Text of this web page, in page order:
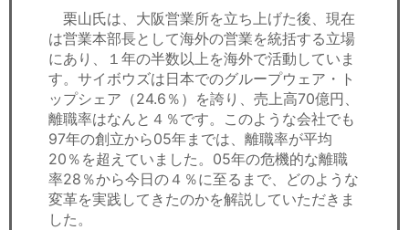
栗山氏は、大阪営業所を立ち上げた後、現在
は営業本部長として海外の営業を統括する立場
にあり、１年の半数以上を海外で活動していま
す。サイボウズは日本でのグループウェア・ト
ップシェア（24.6％）を誇り、売上高70億円、
離職率はなんと４％です。このような会社でも
97年の創立から05年までは、離職率が平均
20％を超えていました。05年の危機的な離職
率28％から今日の４％に至るまで、どのような
変革を実践してきたのかを解説していただきま
した。